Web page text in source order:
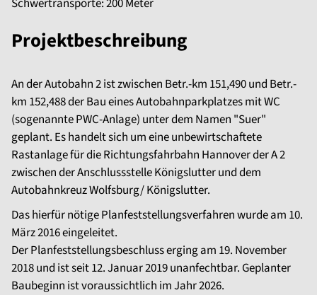
Projektbeschreibung
An der Autobahn 2 ist zwischen Betr.-km 151,490 und Betr.-
km 152,488 der Bau eines Autobahnparkplatzes mit WC
(sogenannte PWC-Anlage) unter dem Namen "Suer"
geplant. Es handelt sich um eine unbewirtschaftete
Rastanlage für die Richtungsfahrbahn Hannover der A 2
zwischen der Anschlussstelle Königslutter und dem
Autobahnkreuz Wolfsburg/ Königslutter.
Das hierfür nötige Planfeststellungsverfahren wurde am 10.
März 2016 eingeleitet.
Der Planfeststellungsbeschluss erging am 19. November
2018 und ist seit 12. Januar 2019 unanfechtbar. Geplanter
Baubeginn ist voraussichtlich im Jahr 2026.